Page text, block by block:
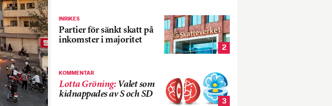
INRIKES
Partier för sänkt skatt på
inkomster i majoritet
2
KOMMENTAR
Lotta Gröning: Valet som
kidnappades av S och SD
3